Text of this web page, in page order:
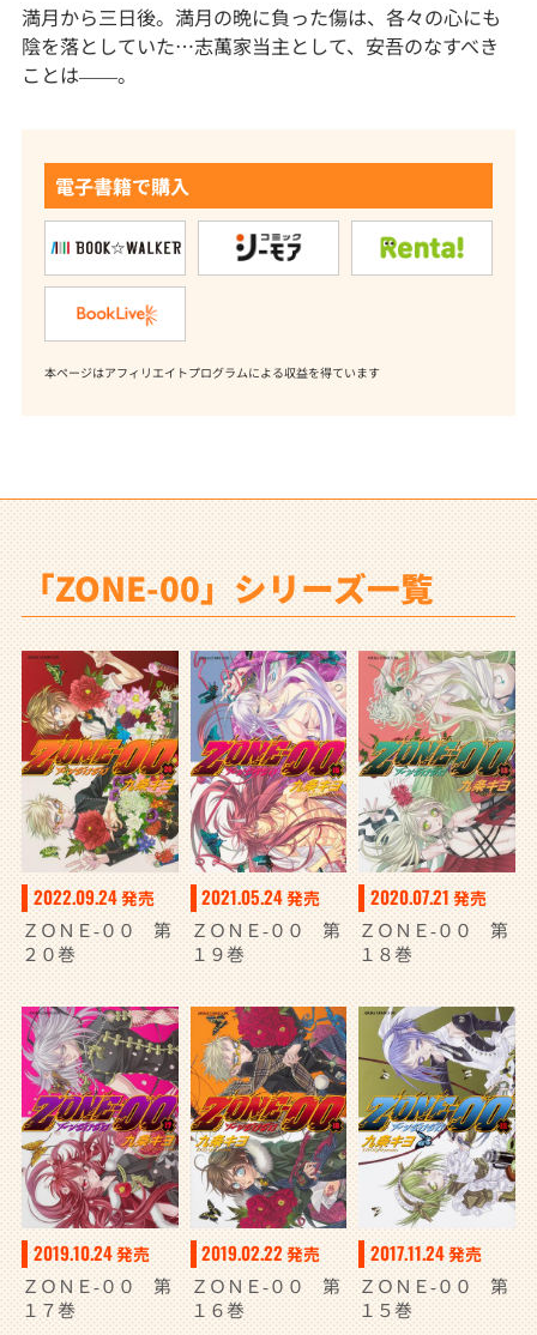
満月から三日後。満月の晩に負った傷は、各々の心にも
陰を落としていた…志萬家当主として、安吾のなすべき
ことは――。
電子書籍で購入
本ページはアフィリエイトプログラムによる収益を得ています
「ZONE-00」シリーズ一覧
2022.09.24発売
ＺＯＮＥ‐００ 第
２０巻
2021.05.24発売
ＺＯＮＥ‐００ 第
１９巻
2020.07.21 発売
ＺＯＮＥ‐００ 第
１８巻
2019.10.24発売
ＺＯＮＥ‐００ 第
１７巻
2019.02.22発売
ＺＯＮＥ‐００ 第
１６巻
2017.11.24発売
ＺＯＮＥ‐００ 第
１５巻